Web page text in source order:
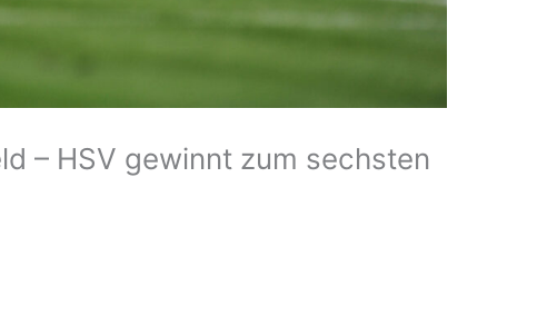
– HSV gewinnt zum sechsten